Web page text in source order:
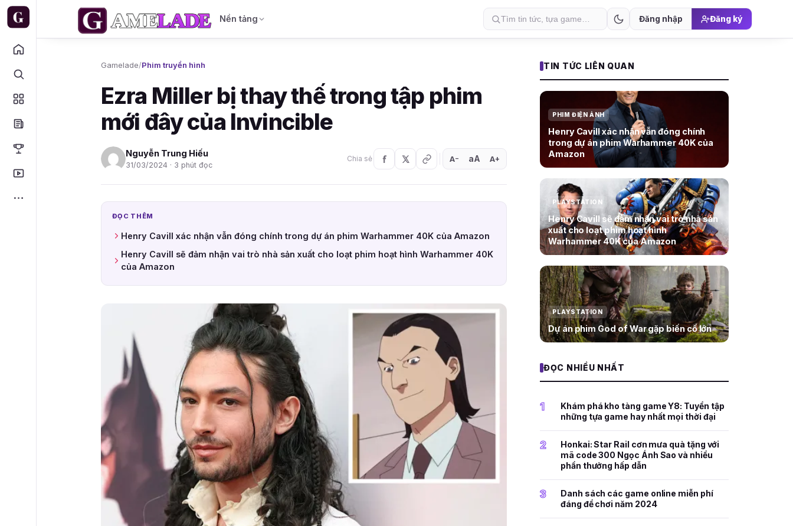
Nền tảng Đăng nhập Đăng ký
Gamelade/Phim truyền hình
Ezra Miller bị thay thế trong tập phim
mới đây của Invincible
Nguyễn Trung Hiếu
31/03/2024 · 3 phút đọc
Chia sẻ A− aA A+
ĐỌC THÊM
Henry Cavill xác nhận vẫn đóng chính trong dự án phim Warhammer 40K của Amazon
Henry Cavill sẽ đảm nhận vai trò nhà sản xuất cho loạt phim hoạt hình Warhammer 40K
của Amazon
TIN TỨC LIÊN QUAN
PHIM ĐIỆN ẢNH
Henry Cavill xác nhận vẫn đóng chính
trong dự án phim Warhammer 40K của
Amazon
PLAYSTATION
Henry Cavill sẽ đảm nhận vai trò nhà sản
xuất cho loạt phim hoạt hình
Warhammer 40K của Amazon
PLAYSTATION
Dự án phim God of War gặp biến cố lớn
ĐỌC NHIỀU NHẤT
1
Khám phá kho tàng game Y8: Tuyển tập
những tựa game hay nhất mọi thời đại
2
Honkai: Star Rail cơn mưa quà tặng với
mã code 300 Ngọc Ánh Sao và nhiều
phần thưởng hấp dẫn
3
Danh sách các game online miễn phí
đáng để chơi năm 2024